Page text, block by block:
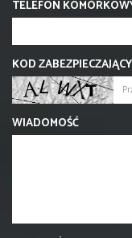
TELEFON
KOD ZABEZPIECZAJĄCY
WIADOMOŚĆ